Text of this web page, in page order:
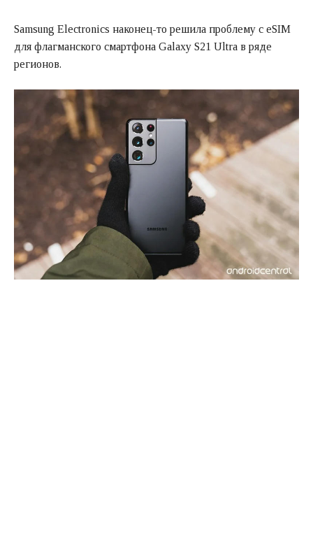
Samsung Electronics наконец-то решила проблему с eSIM
для флагманского смартфона Galaxy S21 Ultra в ряде
регионов.